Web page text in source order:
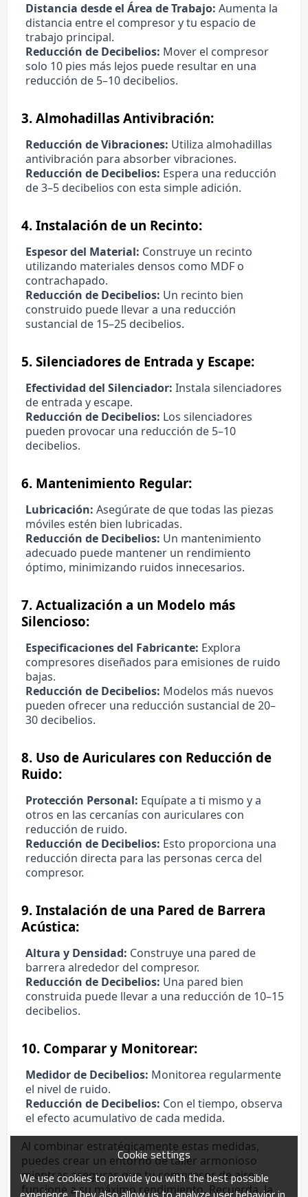
Distancia desde el Área de Trabajo: Aumenta la
distancia entre el compresor y tu espacio de
trabajo principal.
Reducción de Decibelios: Mover el compresor
solo 10 pies más lejos puede resultar en una
reducción de 5–10 decibelios.
3. Almohadillas Antivibración:
Reducción de Vibraciones: Utiliza almohadillas
antivibración para absorber vibraciones.
Reducción de Decibelios: Espera una reducción
de 3–5 decibelios con esta simple adición.
4. Instalación de un Recinto:
Espesor del Material: Construye un recinto
utilizando materiales densos como MDF o
contrachapado.
Reducción de Decibelios: Un recinto bien
construido puede llevar a una reducción
sustancial de 15–25 decibelios.
5. Silenciadores de Entrada y Escape:
Efectividad del Silenciador: Instala silenciadores
de entrada y escape.
Reducción de Decibelios: Los silenciadores
pueden provocar una reducción de 5–10
decibelios.
6. Mantenimiento Regular:
Lubricación: Asegúrate de que todas las piezas
móviles estén bien lubricadas.
Reducción de Decibelios: Un mantenimiento
adecuado puede mantener un rendimiento
óptimo, minimizando ruidos innecesarios.
7. Actualización a un Modelo más
Silencioso:
Especificaciones del Fabricante: Explora
compresores diseñados para emisiones de ruido
bajas.
Reducción de Decibelios: Modelos más nuevos
pueden ofrecer una reducción sustancial de 20–
30 decibelios.
8. Uso de Auriculares con Reducción de
Ruido:
Protección Personal: Equípate a ti mismo y a
otros en las cercanías con auriculares con
reducción de ruido.
Reducción de Decibelios: Esto proporciona una
reducción directa para las personas cerca del
compresor.
9. Instalación de una Pared de Barrera
Acústica:
Altura y Densidad: Construye una pared de
barrera alrededor del compresor.
Reducción de Decibelios: Una pared bien
construida puede llevar a una reducción de 10–15
decibelios.
10. Comparar y Monitorear:
Medidor de Decibelios: Monitorea regularmente
el nivel de ruido.
Reducción de Decibelios: Con el tiempo, observa
el efecto acumulativo de cada medida.
Al combinar estratégicamente estas medidas,
puedes crear un entorno de taller armonioso
mientras aseguras que tu compresor de aire
funcione a su máximo rendimiento. Recuerda, la
Cookie settings
We use cookies to provide you with the best possible